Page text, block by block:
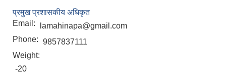
प्रमुख प्रशासकीय अधिकृत
Email:
lamahinapa@gmail.com
Phone: 9857837111
Weight:
-20